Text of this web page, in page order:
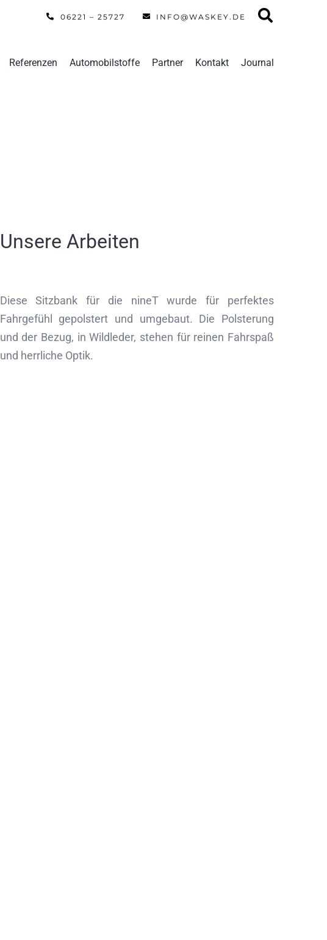
06221 – 25727 INFO@WASKEY.DE
Referenzen Automobilstoffe Partner Kontakt Journal
Unsere Arbeiten
Diese Sitzbank für die nineT wurde für perfektes
Fahrgefühl gepolstert und umgebaut. Die Polsterung
und der Bezug, in Wildleder, stehen für reinen Fahrspaß
und herrliche Optik.